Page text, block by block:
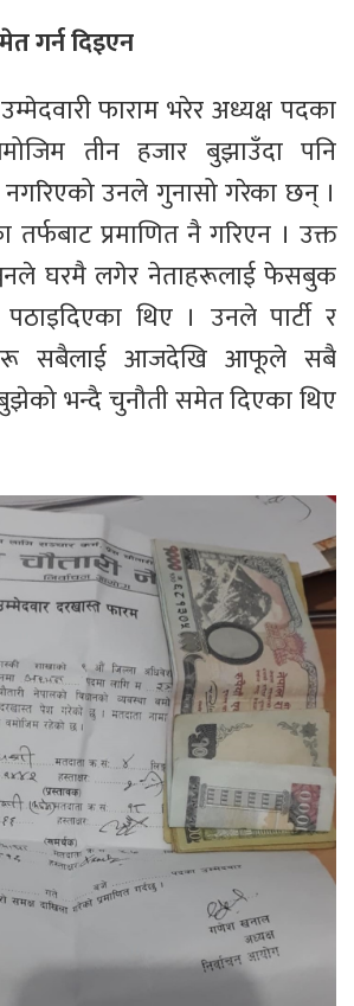
गर्न दिइएन
फाराम भरेर अध्यक्ष पदका
तीन हजार बुझाउँदा पनि
नगरिएको उनले गुनासो गरेका छन् ।
तर्फबाट प्रमाणित नै गरिएन । उक्त
घरमै लगेर नेताहरूलाई फेसबुक
पठाइदिएका थिए । उनले पार्टी र
सबैलाई आजदेखि आफूले सबै
भन्दै चुनौती समेत दिएका थिए